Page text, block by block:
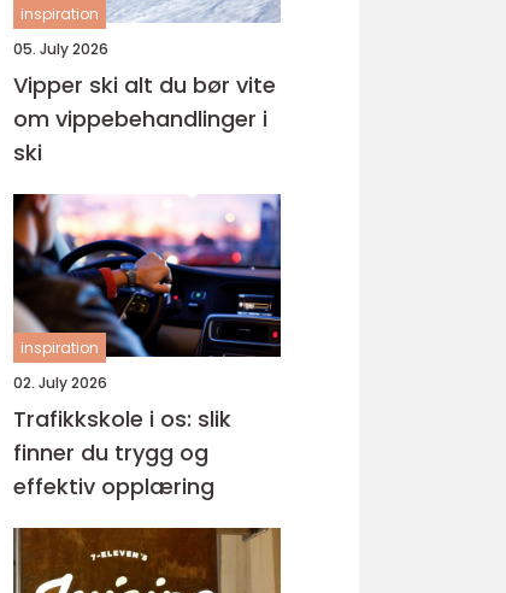
inspiration
05. July 2026
Vipper ski alt du bør vite
om vippebehandlinger i
ski
inspiration
02. July 2026
Trafikkskole i os: slik
finner du trygg og
effektiv opplæring